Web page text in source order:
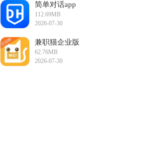
简单对话app
安卓版
112.69MB
2026-07-30
兼职猫企业版
app
62.76MB
2026-07-30